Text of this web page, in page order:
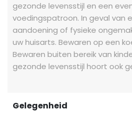
gezonde levensstijl en een
voedingspatroon. In geval van
aandoening of fysieke
uw huisarts. Bewaren op een
Bewaren buiten bereik van
gezonde levensstijl hoort ook
Gelegenheid